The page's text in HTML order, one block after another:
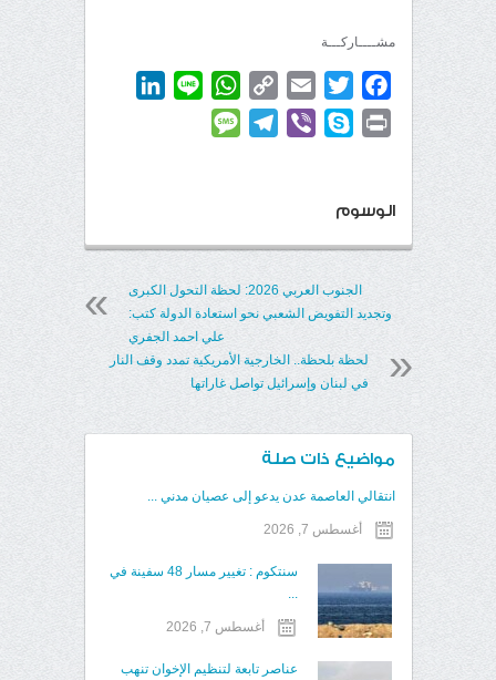
مشــــاركـــة
Facebook
Twitter
Email
Copy
Link
WhatsApp
Line
Print
Skype
Viber
Telegram
الوسوم
الجنوب العربي 2026: لحظة التحول الكبرى
وتجديد التفويض الشعبي نحو استعادة الدولة كتب:
علي احمد الجفري
لحظة بلحظة.. الخارجية الأمريكية تمدد وقف النار
في لبنان وإسرائيل تواصل غاراتها
مواضيع ذات صلة
انتقالي العاصمة عدن يدعو إلى عصيان مدني ...
أغسطس 7, 2026
سنتكوم : تغيير مسار 48 سفينة في
...
أغسطس 7, 2026
عناصر تابعة لتنظيم الإخوان تنهب